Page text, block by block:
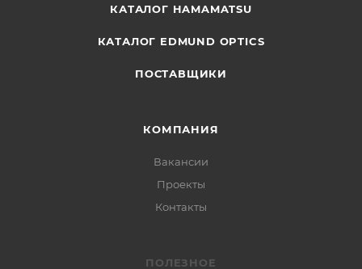
КАТАЛОГ HAMAMATSU
КАТАЛОГ EDMUND OPTICS
ПОСТАВЩИКИ
КОМПАНИЯ
Вакансии
Проекты
Контакты
ПОЛЕЗНОЕ